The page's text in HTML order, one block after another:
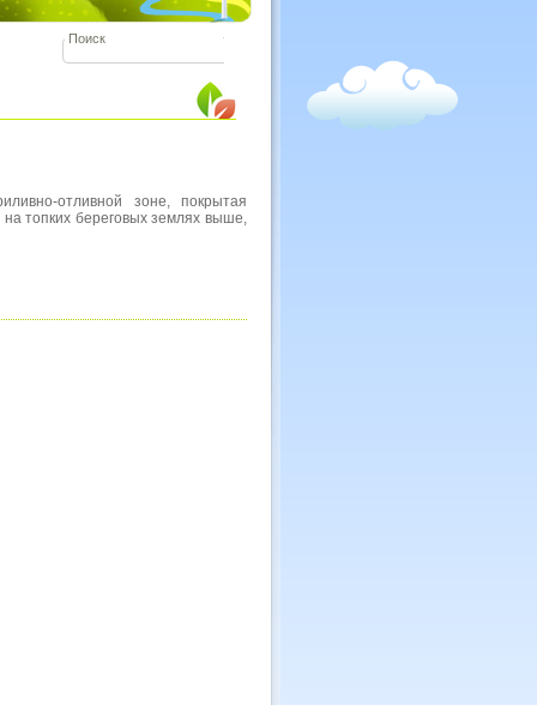
отливной зоне, покрытая
топких береговых землях выше,